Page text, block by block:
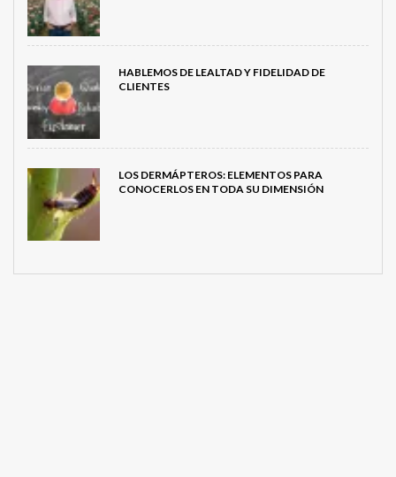
HABLEMOS DE LEALTAD Y FIDELIDAD DE
CLIENTES
LOS DERMÁPTEROS: ELEMENTOS PARA
CONOCERLOS EN TODA SU DIMENSIÓN